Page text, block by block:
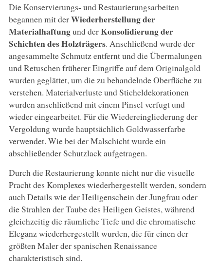
Die Konservierungs- und Restaurierungsarbeiten
begannen mit derWiederherstellung der
Materialhaftungund derKonsolidierung der
Schichten des Holzträgers. Anschließend wurde der
angesammelte Schmutz entfernt und die Übermalungen
und Retuschen früherer Eingriffe auf dem Originalgold
wurden geglättet, um die zu behandelnde Oberfläche zu
verstehen. Materialverluste und Sticheldekorationen
wurden anschließend mit einem Pinsel verfugt und
wieder eingearbeitet. Für die Wiedereingliederung der
Vergoldung wurde hauptsächlich Goldwasserfarbe
verwendet. Wie bei der Malschicht wurde ein
abschließender Schutzlack aufgetragen.
Durch die Restaurierung konnte nicht nur die visuelle
Pracht des Komplexes wiederhergestellt werden, sondern
auch Details wie der Heiligenschein der Jungfrau oder
die Strahlen der Taube des Heiligen Geistes, während
gleichzeitig die räumliche Tiefe und die chromatische
Eleganz wiederhergestellt wurden, die für einen der
größten Maler der spanischen Renaissance
charakteristisch sind.